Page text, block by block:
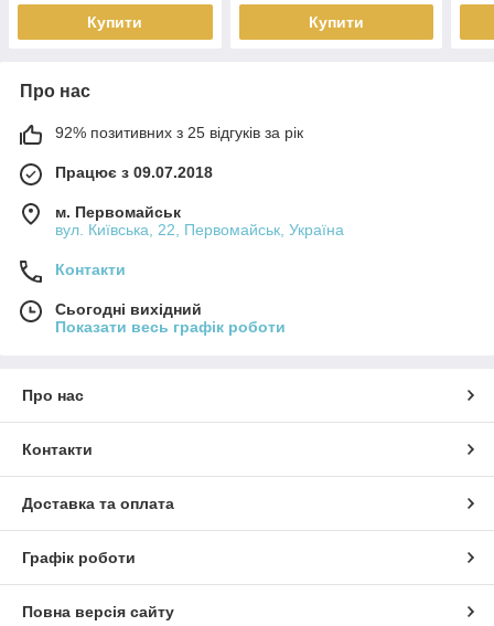
Купити Купити
Про нас
92% позитивних з 25 відгуків за рік
Працює з 09.07.2018
м. Первомайськ
вул. Київська, 22, Первомайськ, Україна
Контакти
Сьогодні вихідний
Показати весь графік роботи
Про нас
Контакти
Доставка та оплата
Графік роботи
Повна версія сайту